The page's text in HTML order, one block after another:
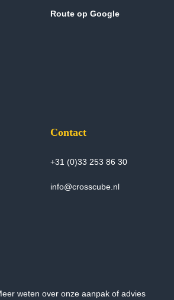
Route op Google
Contact
+31 (0)33 253 86 30
info@crosscube.nl
weten over onze aanpak of advies